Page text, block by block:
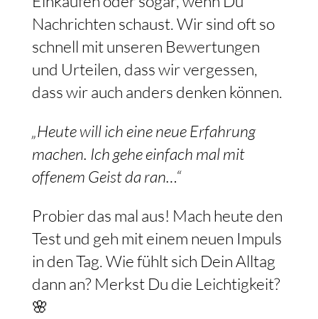
Nachrichten schaust. Wir sind oft so
schnell mit unseren Bewertungen
und Urteilen, dass wir vergessen,
dass wir auch anders denken können.
„Heute will ich eine neue Erfahrung
machen. Ich gehe einfach mal mit
offenem Geist da ran…“
Probier das mal aus! Mach heute den
Test und geh mit einem neuen Impuls
in den Tag. Wie fühlt sich Dein Alltag
dann an? Merkst Du die Leichtigkeit?
🌸